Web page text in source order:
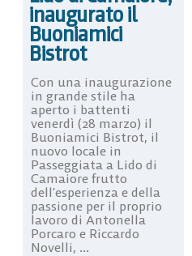
inaugurato il
Buoniamici
Bistrot
Con una inaugurazione
in grande stile ha
aperto i battenti
venerdì (28 marzo) il
Buoniamici Bistrot, il
nuovo locale in
Passeggiata a Lido di
Camaiore frutto
dell’esperienza e della
passione per il proprio
lavoro di Antonella
Porcaro e Riccardo
Novelli, ...